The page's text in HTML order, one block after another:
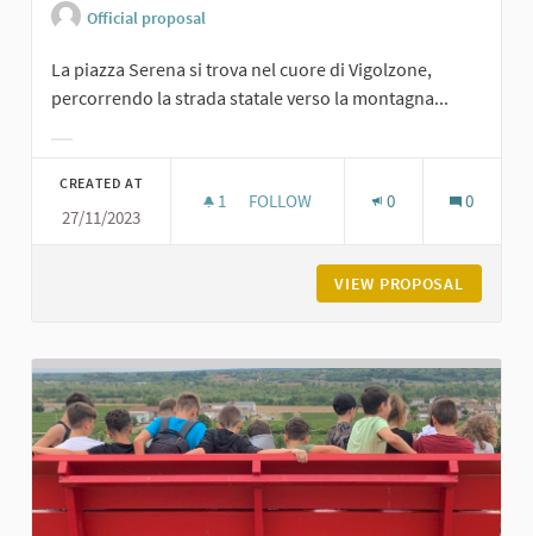
Official proposal
La piazza Serena si trova nel cuore di Vigolzone,
percorrendo la strada statale verso la montagna...
CREATED AT
27/11/2023
1 1 FOLLOWER
FOLLOW 0 0
VIEW PROPOSAL